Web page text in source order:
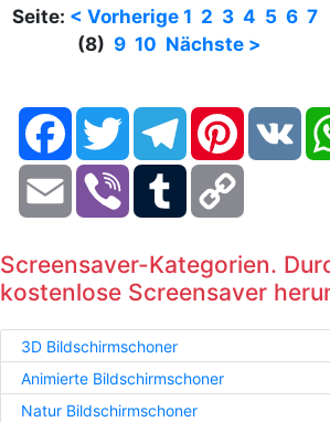
Seite: < Vorherige 1 2 3 4 5 6 7
(8) 9 10 Nächste >
FacebookTwitter TelegramPinterestVK
Email Viber Tumblr
Screensaver-Kategorien.
kostenlose Screensaver
3D Bildschirmschoner
Animierte Bildschirmschoner
Natur Bildschirmschoner